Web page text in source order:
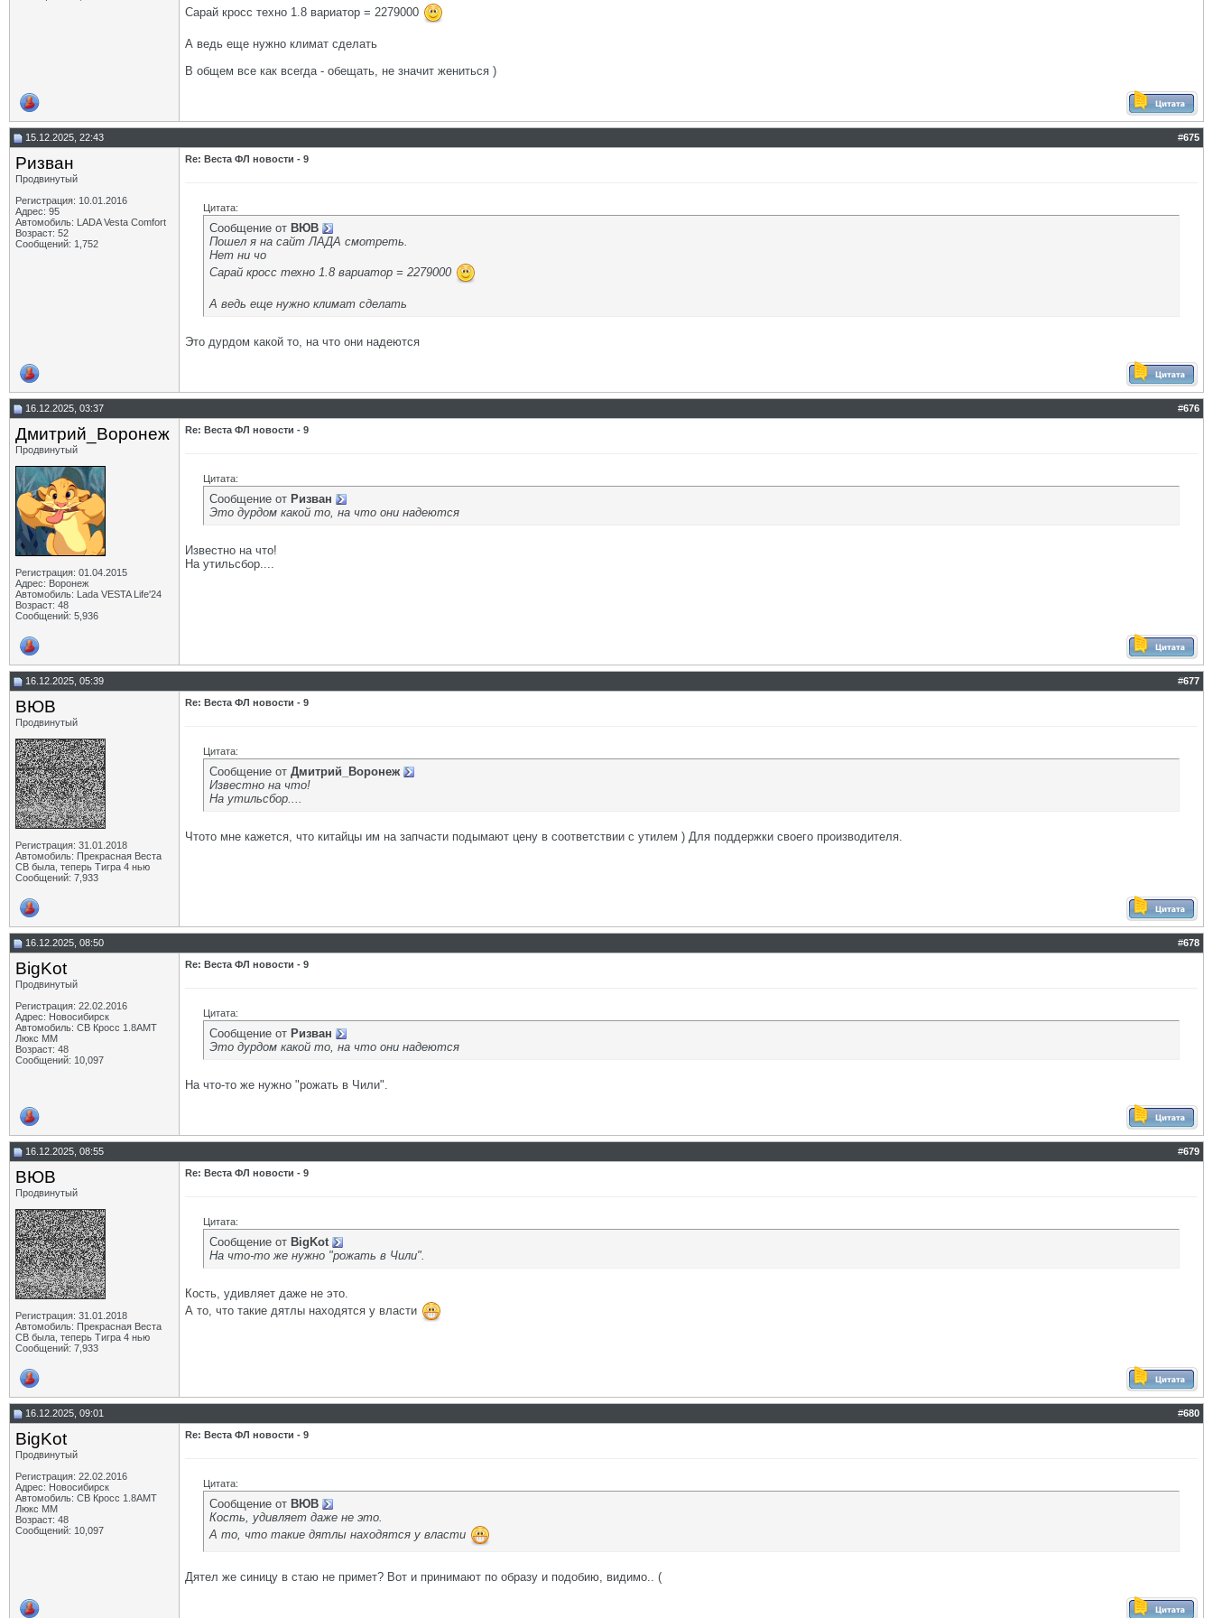
Сарай кросс техно 1.8 вариатор = 2279000
А ведь еще нужно климат сделать
В общем все как всегда - обещать, не значит жениться )
15.12.2025, 22:43 #675
Ризван
Продвинутый
Регистрация: 10.01.2016
Адрес: 95
Автомобиль: LADA Vesta Сomfort
Возраст: 52
Сообщений: 1,752
Re: Веста ФЛ новости - 9
Цитата:
Сообщение от ВЮВ
Пошел я на сайт ЛАДА смотреть.
Нет ни чо
Сарай кросс техно 1.8 вариатор = 2279000
А ведь еще нужно климат сделать
Это дурдом какой то, на что они надеются
16.12.2025, 03:37 #676
Дмитрий_Воронеж
Продвинутый
Регистрация: 01.04.2015
Адрес: Воронеж
Автомобиль: Lada VESTA Life'24
Возраст: 48
Сообщений: 5,936
Re: Веста ФЛ новости - 9
Цитата:
Сообщение от Ризван
Это дурдом какой то, на что они надеются
Известно на что!
На утильсбор....
16.12.2025, 05:39 #677
ВЮВ
Продвинутый
Регистрация: 31.01.2018
Автомобиль: Прекрасная Веста
СВ была, теперь Тигра 4 нью
Сообщений: 7,933
Re: Веста ФЛ новости - 9
Цитата:
Сообщение от Дмитрий_Воронеж
Известно на что!
На утильсбор....
Чтото мне кажется, что китайцы им на запчасти подымают цену в соответствии с утилем ) Для поддержки своего производителя.
16.12.2025, 08:50 #678
BigKot
Продвинутый
Регистрация: 22.02.2016
Адрес: Новосибирск
Автомобиль: СВ Кросс 1.8АМТ
Люкс ММ
Возраст: 48
Сообщений: 10,097
Re: Веста ФЛ новости - 9
Цитата:
Сообщение от Ризван
Это дурдом какой то, на что они надеются
На что-то же нужно "рожать в Чили".
16.12.2025, 08:55 #679
ВЮВ
Продвинутый
Регистрация: 31.01.2018
Автомобиль: Прекрасная Веста
СВ была, теперь Тигра 4 нью
Сообщений: 7,933
Re: Веста ФЛ новости - 9
Цитата:
Сообщение от BigKot
На что-то же нужно "рожать в Чили".
Кость, удивляет даже не это.
А то, что такие дятлы находятся у власти
16.12.2025, 09:01 #680
BigKot
Продвинутый
Регистрация: 22.02.2016
Адрес: Новосибирск
Автомобиль: СВ Кросс 1.8АМТ
Люкс ММ
Возраст: 48
Сообщений: 10,097
Re: Веста ФЛ новости - 9
Цитата:
Сообщение от ВЮВ
Кость, удивляет даже не это.
А то, что такие дятлы находятся у власти
Дятел же синицу в стаю не примет? Вот и принимают по образу и подобию, видимо.. (